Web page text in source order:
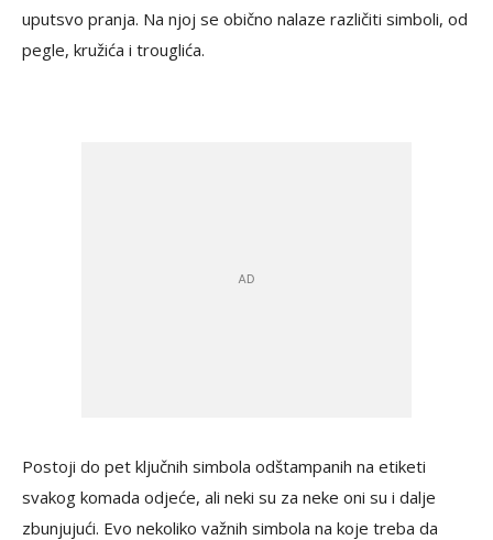
uputsvo pranja. Na njoj se obično nalaze različiti simboli, od
pegle, kružića i trouglića.
Postoji do pet ključnih simbola odštampanih na etiketi
svakog komada odjeće, ali neki su za neke oni su i dalje
zbunjujući. Evo nekoliko važnih simbola na koje treba da